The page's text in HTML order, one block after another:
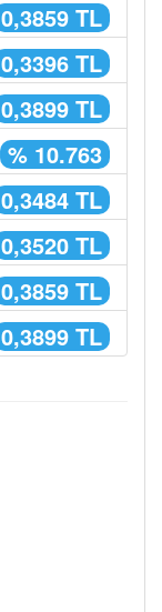
0,3859 TL
0,3396 TL
0,3899 TL
% 10.763
0,3484 TL
0,3520 TL
0,3859 TL
0,3899 TL